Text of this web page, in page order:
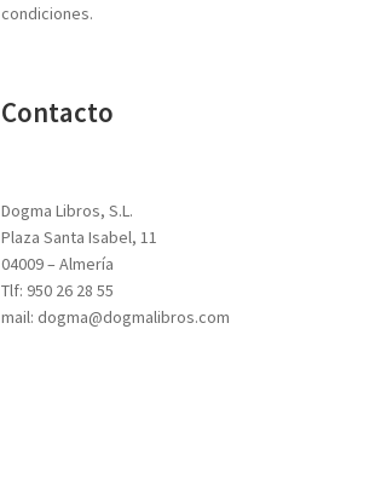
condiciones.
Contacto
Dogma Libros, S.L.
Plaza Santa Isabel, 11
04009 – Almería
Tlf: 950 26 28 55
mail: dogma@dogmalibros.com